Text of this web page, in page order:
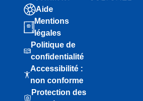
Aide
Mentions
légales
Politique de
confidentialité
Accessibilité :
non conforme
Protection des